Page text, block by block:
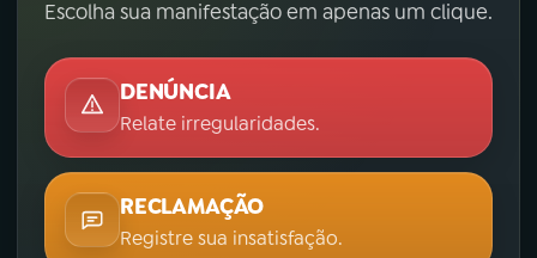
Escolha sua manifestação em apenas um clique.
DENÚNCIA
Relate irregularidades.
RECLAMAÇÃO
Registre sua insatisfação.